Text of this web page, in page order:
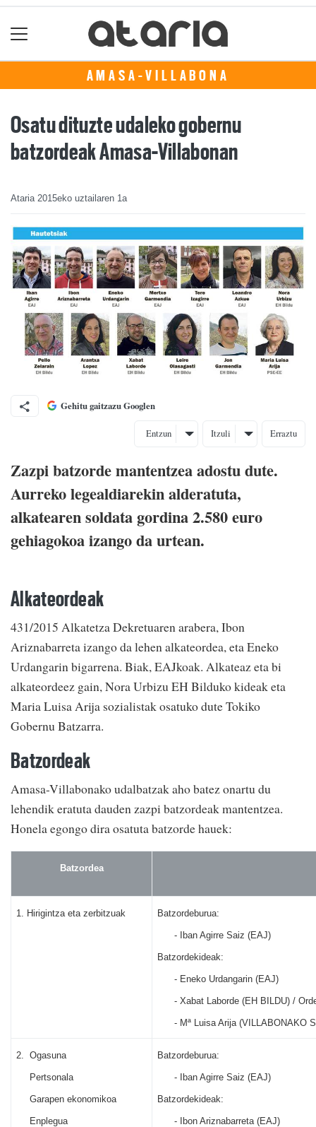
AMASA-VILLABONA
Osatu dituzte udaleko gobernu
batzordeak Amasa-Villabonan
Ataria 2015eko uztailaren 1a
Gehitu gaitzazu Googlen
Entzun Itzuli Erraztu
Zazpi batzorde mantentzea adostu dute.
Aurreko legealdiarekin alderatuta,
alkatearen soldata gordina 2.580 euro
gehiagokoa izango da urtean.
Alkateordeak
431/2015 Alkatetza Dekretuaren arabera, Ibon
Ariznabarreta izango da lehen alkateordea, eta Eneko
Urdangarin bigarrena. Biak, EAJkoak. Alkateaz eta bi
alkateordeez gain, Nora Urbizu EH Bilduko kideak eta
Maria Luisa Arija sozialistak osatuko dute Tokiko
Gobernu Batzarra.
Batzordeak
Amasa-Villabonako udalbatzak aho batez onartu du
lehendik eratuta dauden zazpi batzordeak mantentzea.
Honela egongo dira osatuta batzorde hauek:
Batzordea
1. Hirigintza eta zerbitzuak Batzordeburua:
- Iban Agirre Saiz (EAJ)
Batzordekideak:
- Eneko Urdangarin (EAJ)
-Xabat Laborde (EH BILDU) /
- Mª Luisa Arija (VILLABONAKO
2. Ogasuna
Pertsonala
Garapen ekonomikoa
Enplegua
Batzordeburua:
- Iban Agirre Saiz (EAJ)
Batzordekideak:
- Ibon Ariznabarreta (EAJ)